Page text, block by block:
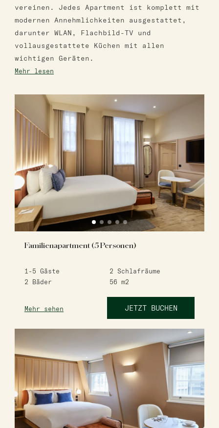
vereinen. Jedes Apartment ist komplett mit
modernen Annehmlichkeiten ausgestattet,
darunter WLAN, Flachbild-TV und
vollausgestattete Küchen mit allen
wichtigen Geräten.
Mehr lesen
Familienapartment (5 Personen)
1-5 Gäste 2 Schlafräume
2 Bäder 56 m2
Mehr sehen JETZT BUCHEN